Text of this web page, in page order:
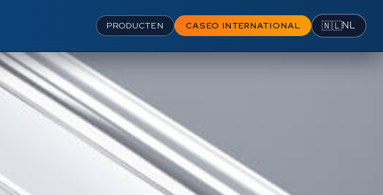
PRODUCTEN CASEO INTERNATIONAL 🇳🇱NL